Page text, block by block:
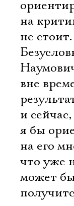
на
не
вне
и
я бы
на его
что уже
может